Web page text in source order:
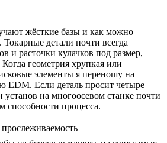
жёсткие базы и как можно
детали почти всегда
и расточки кулачков под размер,
геометрия хрупкая или
элементы я переношу на
EDM. Если деталь просит четыре
установ на многоосевом станке почти
способности процесса.